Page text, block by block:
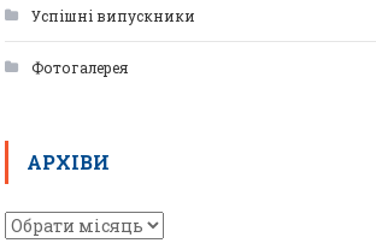
Успішні випускники
Фотогалерея
АРХІВИ